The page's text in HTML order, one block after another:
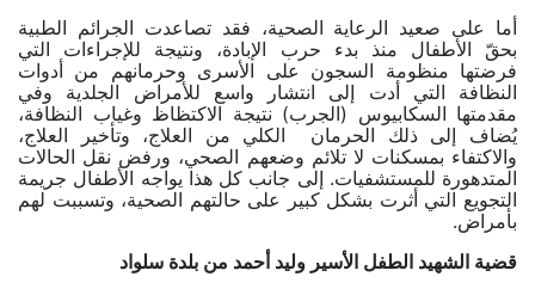
أما على صعيد الرعاية الصحية، فقد تصاعدت الجرائم الطبية
بحقّ الأطفال منذ بدء حرب الإبادة، ونتيجة للإجراءات التي
فرضتها منظومة السجون على الأسرى وحرمانهم من أدوات
النظافة التي أدت إلى انتشار واسع للأمراض الجلدية وفي
مقدمتها السكابيوس (الجرب) نتيجة الاكتظاظ وغياب النظافة،
يُضاف إلى ذلك الحرمان الكلي من العلاج، وتأخير العلاج،
والاكتفاء بمسكنات لا تلائم وضعهم الصحي، ورفض نقل الحالات
المتدهورة للمستشفيات. إلى جانب كل هذا يواجه الأطفال جريمة
التجويع التي أثرت بشكل كبير على حالتهم الصحية، وتسببت لهم
بأمراض.
قضية الشهيد الطفل الأسير وليد أحمد من بلدة سلواد